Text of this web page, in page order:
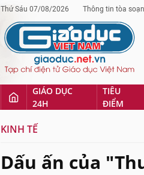
Thứ Sáu 07/08/2026 Thông tin tòa soạn
GIÁO DỤC
24H
TIÊU
ĐIỂM
KINH TẾ
Dấu ấn của